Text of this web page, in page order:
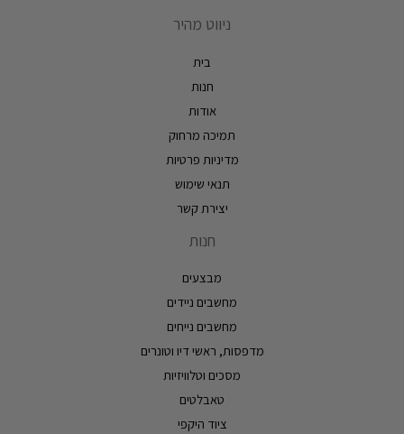
ניווט מהיר
בית
חנות
אודות
תמיכה מרחוק
מדיניות פרטיות
תנאי שימוש
יצירת קשר
חנות
מבצעים
מחשבים ניידים
מחשבים נייחים
מדפסות, ראשי דיו וטונרים
מסכים וטלוויזיות
טאבלטים
ציוד היקפי